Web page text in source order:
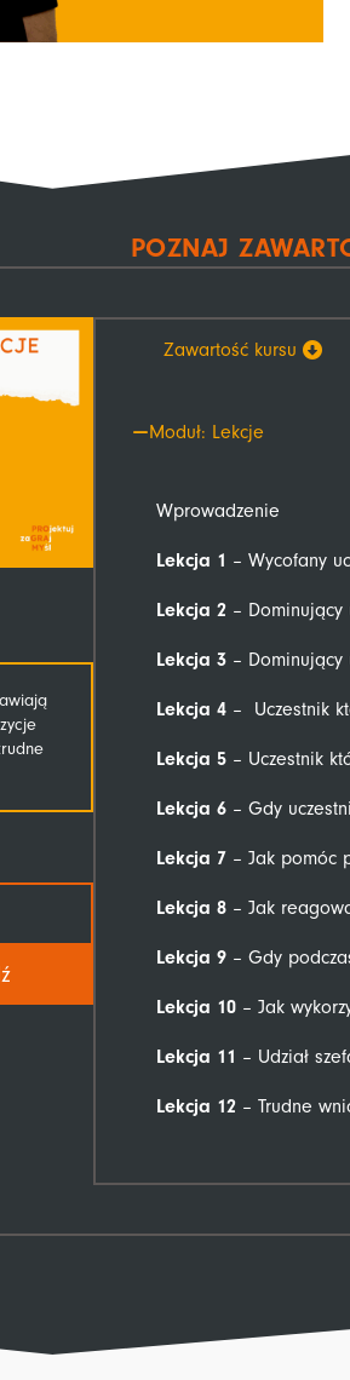
POZNAJ
Zawartość kursu
Moduł: Lekcje
Wprowadzenie
Lekcja 1 – Wycofany
Lekcja 2 –
Lekcja 3 – Dominujący
Lekcja 4 – Uczestnik
Lekcja 5 – Uczestnik
Lekcja 6 – Gdy
Lekcja 7 – Jak pomóc
Lekcja 8 – Jak
Lekcja 9 – Gdy
Lekcja 10 – Jak
Lekcja 11 – Udział
Lekcja 12 – Trudne